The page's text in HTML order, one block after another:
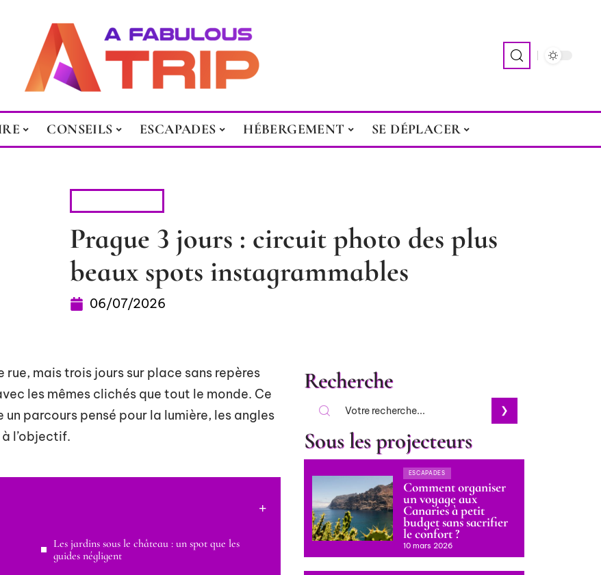
CONSEILS ESCAPADES HÉBERGEMENT SE DÉPLACER
Prague 3 jours : circuit photo des plus
beaux spots instagrammables
06/07/2026
mais trois jours sur place sans repères
les mêmes clichés que tout le monde. Ce
un parcours pensé pour la lumière, les angles
l’objectif.
Les jardins sous le château : un spot que les
guides négligent
Recherche
Sous les projecteurs
ESCAPADES
Comment organiser
un voyage aux
Canaries à petit
budget sans sacrifier
le confort ?
10 mars 2026